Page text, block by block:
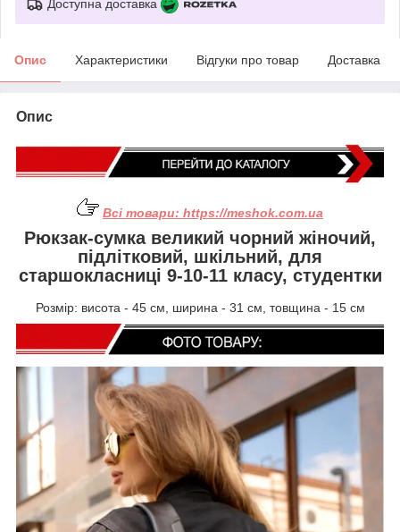
Доступна доставка
Опис Характеристики Відгуки про товар Доставка
Опис
Всі товари: https://meshok.com.ua
Рюкзак-сумка великий чорний жіночий,
підлітковий, шкільний, для
старшокласниці 9-10-11 класу, студентки
Розмір: висота - 45 см, ширина - 31 см, товщина - 15 см